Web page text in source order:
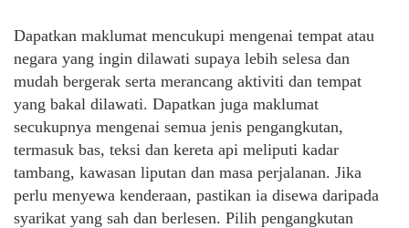
Dapatkan maklumat mencukupi mengenai tempat atau
negara yang ingin dilawati supaya lebih selesa dan
mudah bergerak serta merancang aktiviti dan tempat
yang bakal dilawati. Dapatkan juga maklumat
secukupnya mengenai semua jenis pengangkutan,
termasuk bas, teksi dan kereta api meliputi kadar
tambang, kawasan liputan dan masa perjalanan. Jika
perlu menyewa kenderaan, pastikan ia disewa daripada
syarikat yang sah dan berlesen. Pilih pengangkutan